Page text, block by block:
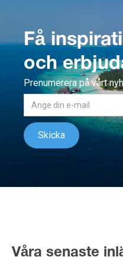
Få
och
Prenumerera på vårt
Våra senaste